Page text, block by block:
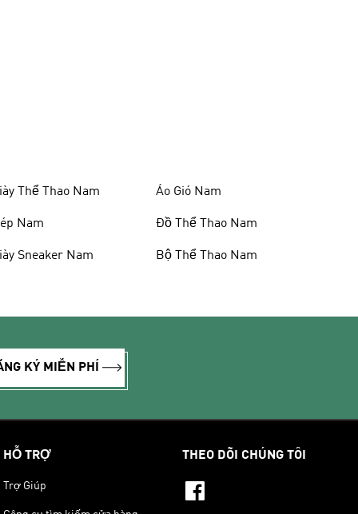
Thể Thao Nam
Nam
Sneaker Nam
Áo Gió Nam
Đồ Thể Thao Nam
Bộ Thể Thao Nam
KÝ MIỄN PHÍ
HỖ TRỢ
Trợ Giúp
THEO DÕI CHÚNG TÔI